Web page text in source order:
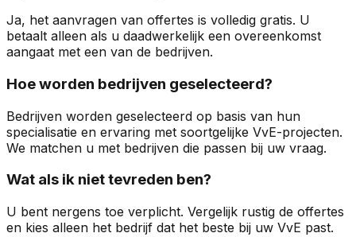
Ja, het aanvragen van offertes is volledig gratis. U
betaalt alleen als u daadwerkelijk een overeenkomst
aangaat met een van de bedrijven.
Hoe worden bedrijven geselecteerd?
Bedrijven worden geselecteerd op basis van hun
specialisatie en ervaring met soortgelijke VvE-projecten.
We matchen u met bedrijven die passen bij uw vraag.
Wat als ik niet tevreden ben?
U bent nergens toe verplicht. Vergelijk rustig de offertes
en kies alleen het bedrijf dat het beste bij uw VvE past.